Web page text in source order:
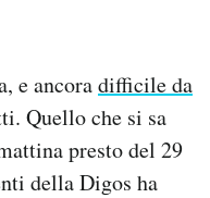
e ancoradifficile da
Quello che si sa
presto del 29
della Digos ha